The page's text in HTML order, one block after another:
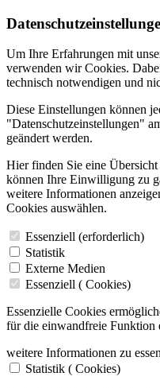
Um Ihre Erfahrungen mit
verwenden wir Cookies.
technisch notwendigen und
Diese Einstellungen können
"Datenschutzeinstellungen"
geändert werden.
Hier finden Sie eine
können Ihre Einwilligung zu
weitere Informationen
Cookies auswählen.
Essenziell (erforderlich)
Statistik
Externe Medien
Essenziell ( Cookies)
Essenzielle Cookies
für die einwandfreie Funktion
weitere Informationen zu
Statistik ( Cookies)